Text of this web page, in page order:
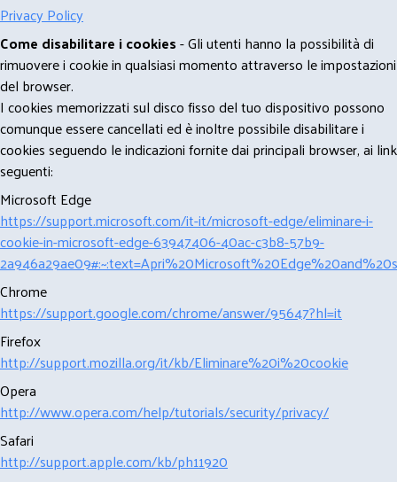
Privacy Policy
Come disabilitare i cookies- Gli utenti hanno la possibilità di
rimuovere i cookie in qualsiasi momento attraverso le impostazioni
del browser.
I cookies memorizzati sul disco fisso del tuo dispositivo possono
comunque essere cancellati ed è inoltre possibile disabilitare i
cookies seguendo le indicazioni fornite dai principali browser, ai link
seguenti:
Microsoft Edge
https://support.microsoft.com/it-it/microsoft-edge/eliminare-i-
cookie-in-microsoft-edge-63947406-40ac-c3b8-57b9-
Chrome
https://support.google.com/chrome/answer/95647?hl=it
Firefox
http://support.mozilla.org/it/kb/Eliminare%20i%20cookie
Opera
http://www.opera.com/help/tutorials/security/privacy/
Safari
http://support.apple.com/kb/ph11920